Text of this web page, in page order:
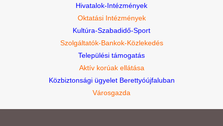
Hivatalok-Intézmények
Oktatási Intézmények
Kultúra-Szabadidő-Sport
Szolgáltatók-Bankok-Közlekedés
Települési támogatás
Aktív korúak ellátása
Közbiztonsági ügyelet Berettyóújfaluban
Városgazda